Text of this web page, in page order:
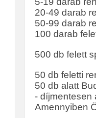
20-49 darab
50-99 darab
100 darab
500 db felett
50 db feletti
50 db alatt
- díjmentesen
Amennyiben